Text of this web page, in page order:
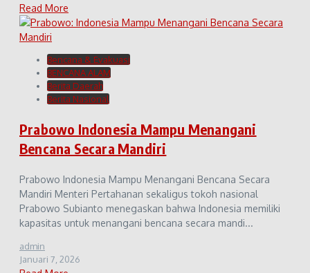
Read More
Bencana & Evakuasi
BENCANA ALAM
Berita Daerah
Berita Nasional
Prabowo Indonesia Mampu Menangani
Bencana Secara Mandiri
Prabowo Indonesia Mampu Menangani Bencana Secara
Mandiri Menteri Pertahanan sekaligus tokoh nasional
Prabowo Subianto menegaskan bahwa Indonesia memiliki
kapasitas untuk menangani bencana secara mandi...
admin
Januari 7, 2026